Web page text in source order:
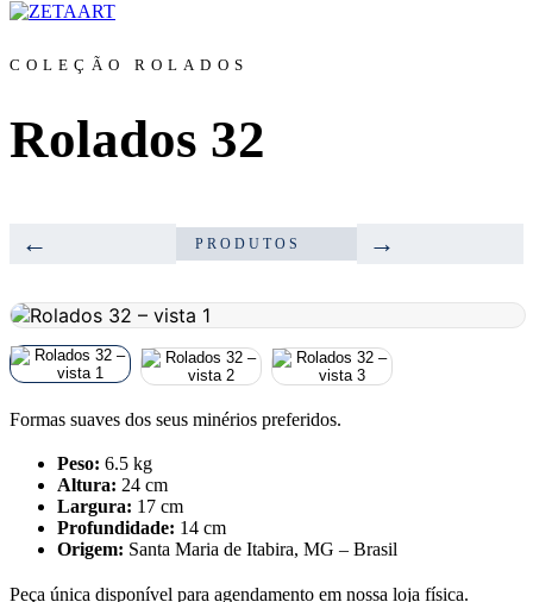
COLEÇÃO ROLADOS
Rolados 32
← PRODUTOS →
Formas suaves dos seus minérios preferidos.
Peso: 6.5 kg
Altura: 24 cm
Largura: 17 cm
Profundidade: 14 cm
Origem: Santa Maria de Itabira, MG – Brasil
Peça única disponível para agendamento em nossa loja física.